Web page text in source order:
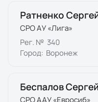
Ратненко
СРО АУ «Лига»
Рег. № 340
Город: Воронеж
Беспалов
СРО ААУ «Евросиб»